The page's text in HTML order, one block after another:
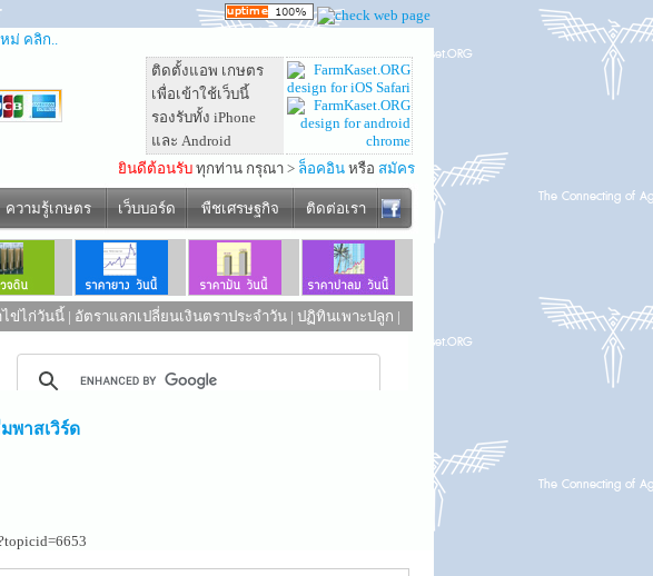
ม่ คลิก..
ติดตั้งแอพ เกษตร
เพื่อเข้าใช้เว็บนี้
รองรับทั้ง iPhone
และ Android
ยินดีต้อนรับ ทุกท่าน กรุณา > ล็อคอิน หรือ สมัคร
ความรู้เกษตร เว็บบอร์ด พืชเศรษฐกิจ ติดต่อเรา
ไข่ไก่วันนี้ | อัตราแลกเปลี่ยนเงินตราประจำวัน | ปฏิทินเพาะปลูก |
พาสเวิร์ด